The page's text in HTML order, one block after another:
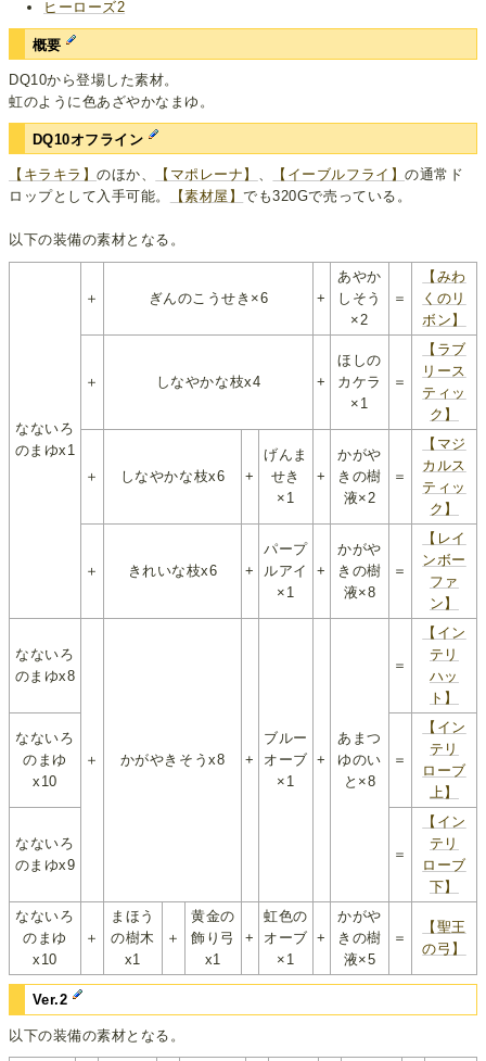
ヒーローズ2
概要
DQ10から登場した素材。
虹のように色あざやかなまゆ。
DQ10オフライン
【キラキラ】のほか、 【マポレーナ】 、 【イーブルフライ】の通常ド
ロップとして入手可能。
【素材屋】でも320Gで売っている。
以下の装備の素材となる。
なないろ
のまゆx1
＋ ぎんのこうせき×6 +
あやか
しそう
×2
＝
【みわ
くのリ
ボン】
＋ しなやかな枝x4 +
ほしの
カケラ
×1
＝
【ラブ
リース
ティッ
ク】
＋ しなやかな枝x6 +
げんま
せき
×1
+
かがや
きの樹
液×2
＝
【マジ
カルス
ティッ
ク】
＋ きれいな枝x6 +
パープ
ルアイ
×1
+
かがや
きの樹
液×8
＝
【レイ
ンボー
ファ
ン】
なないろ
のまゆx8
＋ かがやきそうx8 +
ブルー
オーブ
×1
+
あまつ
ゆのい
と×8
＝
【イン
テリ
ハッ
ト】
なないろ
のまゆ
x10
＝
【イン
テリ
ローブ
上】
なないろ
のまゆx9
＝
【イン
テリ
ローブ
下】
なないろ
のまゆ
x10
＋
まほう
の樹木
x1
＋
黄金の
飾り弓
x1
+
虹色の
オーブ
×1
+
かがや
きの樹
液×5
＝
【聖王
の弓】
Ver.2
以下の装備の素材となる。